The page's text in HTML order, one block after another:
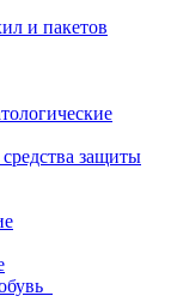
и пакетов
защиты